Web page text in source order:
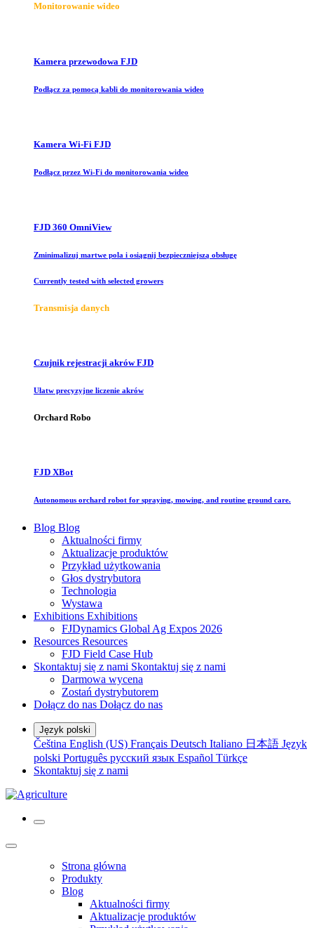
Monitorowanie wideo
Kamera przewodowa FJD
Podłącz za pomocą kabli do monitorowania wideo
Kamera Wi-Fi FJD
Podłącz przez Wi-Fi do monitorowania wideo
FJD 360 OmniView
Zminimalizuj martwe pola i osiągnij bezpieczniejszą obsługę
Currently tested with selected growers
Transmisja danych
Czujnik rejestracji akrów FJD
Ułatw precyzyjne liczenie akrów
Orchard Robo
FJD XBot
Autonomous orchard robot for spraying, mowing, and routine ground care.
Blog Blog
Aktualności firmy
Aktualizacje produktów
Przykład użytkowania
Głos dystrybutora
Technologia
Wystawa
Exhibitions Exhibitions
FJDynamics Global Ag Expos 2026
Resources Resources
FJD Field Case Hub
Skontaktuj się z nami Skontaktuj się z nami
Darmowa wycena
Zostań dystrybutorem
Dołącz do nas Dołącz do nas
Język polski
Čeština English (US) Français Deutsch Italiano 日本語 Język
polski Português русский язык Español Türkçe
Skontaktuj się z nami
Strona główna
Produkty
Blog
Aktualności firmy
Aktualizacje produktów